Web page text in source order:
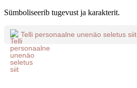
Sümboliseerib tugevust ja karakterit.
Telli personaalne unenäo seletus siit